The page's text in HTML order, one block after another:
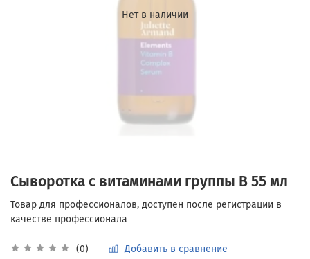
Нет в наличии
Сыворотка с витаминами группы В 55 мл
(0) Добавить в сравнение